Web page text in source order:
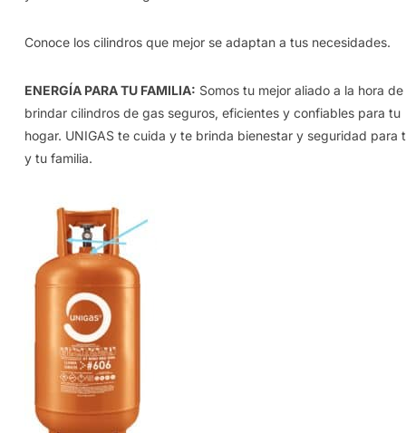
Conoce los cilindros que mejor se adaptan a tus necesidades.
ENERGÍA PARA TU FAMILIA: Somos tu mejor aliado a la hora de
brindar cilindros de gas seguros, eficientes y confiables para tu
hogar. UNIGAS te cuida y te brinda bienestar y seguridad para
y tu familia.